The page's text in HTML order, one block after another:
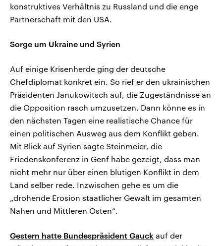
konstruktives Verhältnis zu Russland und die enge
Partnerschaft mit den USA.
Sorge um Ukraine und Syrien
Auf einige Krisenherde ging der deutsche
Chefdiplomat konkret ein. So rief er den ukrainischen
Präsidenten Janukowitsch auf, die Zugeständnisse an
die Opposition rasch umzusetzen. Dann könne es in
den nächsten Tagen eine realistische Chance für
einen politischen Ausweg aus dem Konflikt geben.
Mit Blick auf Syrien sagte Steinmeier, die
Friedenskonferenz in Genf habe gezeigt, dass man
nicht mehr nur über einen blutigen Konflikt in dem
Land selber rede. Inzwischen gehe es um die
„drohende Erosion staatlicher Gewalt im gesamten
Nahen und Mittleren Osten“.
Gestern hatte Bundespräsident Gauck auf der